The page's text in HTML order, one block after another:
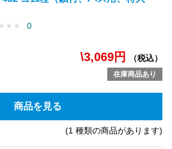
★ ★ 0
\3,069円 （税込）
在庫商品あり
商品を見る
(1 種類の商品があります)